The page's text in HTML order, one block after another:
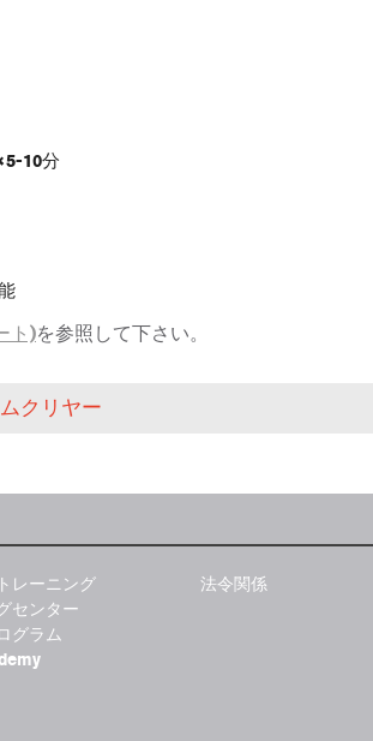
10分
ト)を参照して下さい。
クリヤー
レーニング
センター
グラム
法令関係